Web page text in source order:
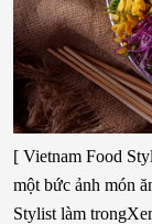
[ Vietnam Food
một bức ảnh món
Stylist làm